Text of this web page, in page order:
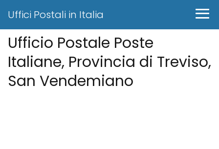
Uffici Postali in Italia
Ufficio Postale Poste
Italiane, Provincia di Treviso,
San Vendemiano